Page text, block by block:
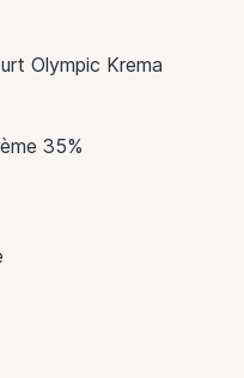
Olympic Krema
35%